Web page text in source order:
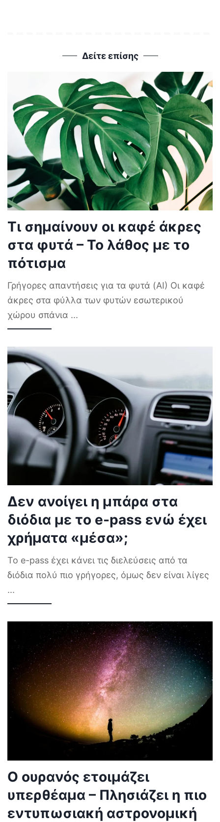
Δείτε επίσης
Τι σημαίνουν οι καφέ άκρες
στα φυτά – Το λάθος με το
πότισμα
Γρήγορες απαντήσεις για τα φυτά (AI) Οι καφέ
άκρες στα φύλλα των φυτών εσωτερικού
χώρου σπάνια ...
Δεν ανοίγει η μπάρα στα
διόδια με το e-pass ενώ έχει
χρήματα «μέσα»;
Το e-pass έχει κάνει τις διελεύσεις από τα
διόδια πολύ πιο γρήγορες, όμως δεν είναι λίγες
...
Ο ουρανός ετοιμάζει
υπερθέαμα – Πλησιάζει η πιο
εντυπωσιακή αστρονομική